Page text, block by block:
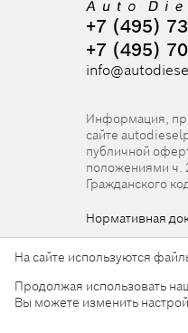
+7 (495)
+7 (495)
Информация,
сайте
публичной
положениями ч.
Гражданского
Нормативная
© 2026, ООО
На сайте используются
Продолжая использовать
Вы можете изменить